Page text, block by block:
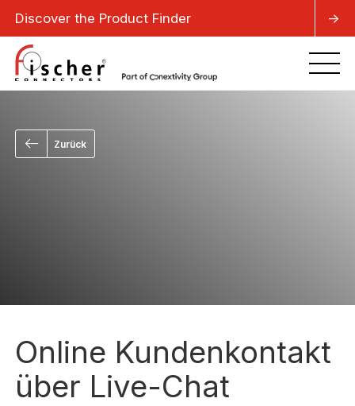
Discover the Product Finder ->
Zurück
Online Kundenkontakt
über Live-Chat